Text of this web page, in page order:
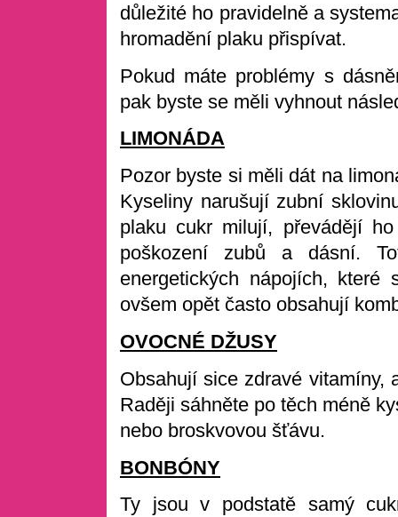
důležité ho pravidelně a
hromadění plaku přispívat.
Pokud máte problémy s
pak byste se měli vyhnout
LIMONÁDA
Pozor byste si měli dát na
Kyseliny narušují zubní
plaku cukr milují, převádějí
poškození zubů a dásní.
energetických nápojích, které
ovšem opět často obsahují
OVOCNÉ DŽUSY
Obsahují sice zdravé vitamíny,
Raději sáhněte po těch méně
nebo broskvovou šťávu.
BONBÓNY
Ty jsou v podstatě samý